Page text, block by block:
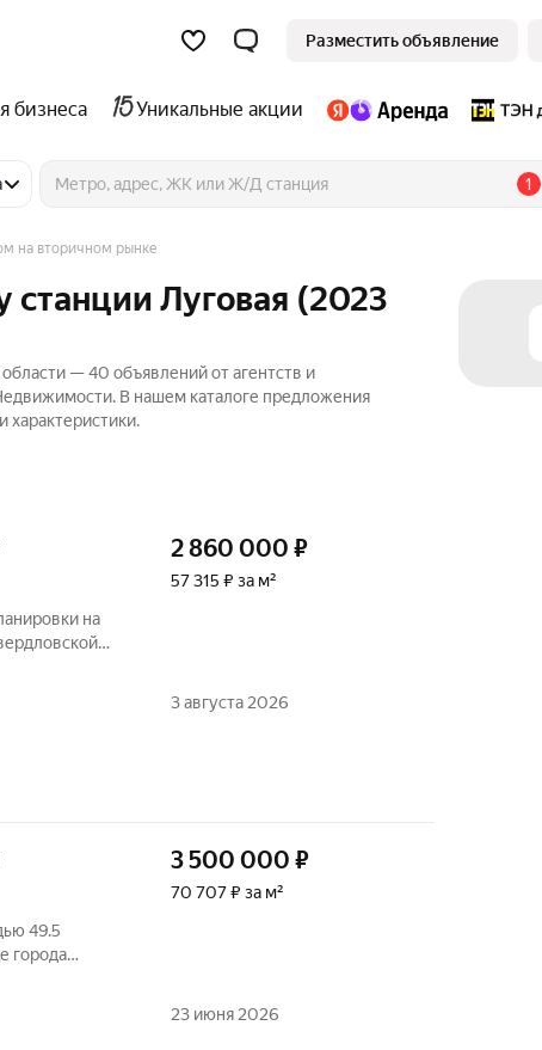
Разместить объявление
бизнеса Уникальные акции
1
на вторичном рынке
станции Луговая (2023
— 40 объявлений от агентств и
В нашем каталоге предложения
характеристики.
на
организации.
2 860 000 ₽
57 315 ₽ за м²
3 августа 2026
49.5
города
о
3 500 000 ₽
70 707 ₽ за м²
23 июня 2026